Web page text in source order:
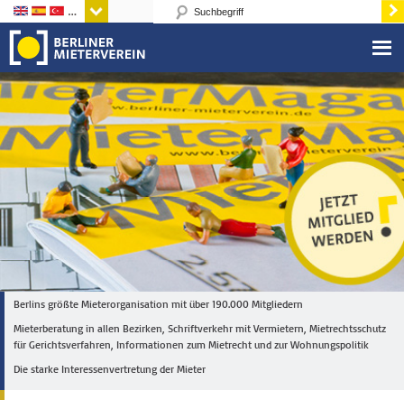
Sprachen
Berlins größte Mieterorganisation mit über 190.000 Mitgliedern
Mieterberatung in allen Bezirken, Schriftverkehr mit Vermietern, Mietrechtsschutz
für Gerichtsverfahren, Informationen zum Mietrecht und zur Wohnungspolitik
Die starke Interessenvertretung der Mieter